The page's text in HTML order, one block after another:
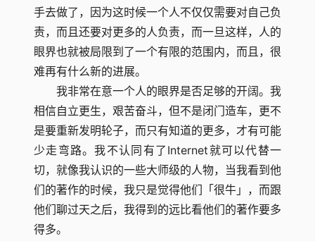
手去做了，因为这时候一个人不仅仅需要对自己负
责，而且还要对更多的人负责，而一旦这样，人的
眼界也就被局限到了一个有限的范围内，而且，很
难再有什么新的进展。
我非常在意一个人的眼界是否足够的开阔。我
相信自立更生，艰苦奋斗，但不是闭门造车，更不
是要重新发明轮子，而只有知道的更多，才有可能
少走弯路。我不认同有了Internet就可以代替一
切，就像我认识的一些大师级的人物，当我看到他
们的著作的时候，我只是觉得他们「很牛」，而跟
他们聊过天之后，我得到的远比看他们的著作要多
得多。